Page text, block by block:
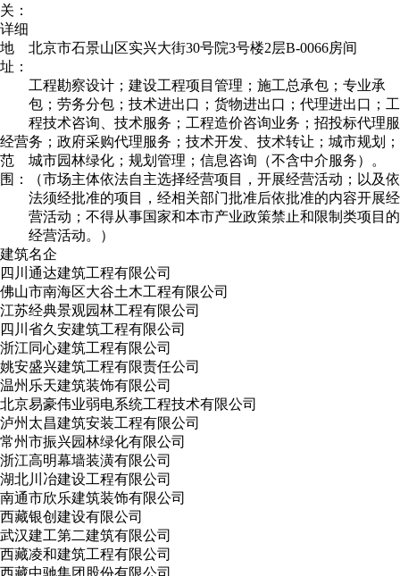
关：
详细
地
址：
北京市石景山区实兴大街30号院3号楼2层B-0066房间
经营
范
围：
工程勘察设计；建设工程项目管理；施工总承包；专业承
包；劳务分包；技术进出口；货物进出口；代理进出口；工
程技术咨询、技术服务；工程造价咨询业务；招投标代理服
务；政府采购代理服务；技术开发、技术转让；城市规划；
城市园林绿化；规划管理；信息咨询（不含中介服务）。
（市场主体依法自主选择经营项目，开展经营活动；以及依
法须经批准的项目，经相关部门批准后依批准的内容开展经
营活动；不得从事国家和本市产业政策禁止和限制类项目的
经营活动。）
建筑名企
四川通达建筑工程有限公司
佛山市南海区大谷土木工程有限公司
江苏经典景观园林工程有限公司
四川省久安建筑工程有限公司
浙江同心建筑工程有限公司
姚安盛兴建筑工程有限责任公司
温州乐天建筑装饰有限公司
北京易豪伟业弱电系统工程技术有限公司
泸州太昌建筑安装工程有限公司
常州市振兴园林绿化有限公司
浙江高明幕墙装潢有限公司
湖北川冶建设工程有限公司
南通市欣乐建筑装饰有限公司
西藏银创建设有限公司
武汉建工第二建筑有限公司
西藏凌和建筑工程有限公司
西藏中驰集团股份有限公司